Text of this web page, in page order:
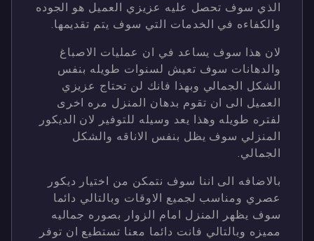
الذي سوف تحصل عليه عزيزي العميل هو الجوده
والكفاءه في الخدمات التي سوف يتم تقديمها.
لان هذا سوف يساعد في ان عمليات الاصباغ
والدهانات سوف تعيش لسنوات طويله بنفس
الشكل الجمالي وبهذا فانك لن تحتاج عزيزي
العميل الى ان تقوم بدهان المنزل مره اخرى
لفتره طويله وهذا يعد وسيله للتوفير لان الديكور
المنزلي سوف يظل بنفس الاناقه والشكل
الجمالي.
بالاضافه الى اننا سوف نتمكن من اختيار ديكور
عصري ومناسب لجميع الاوقات وبالتالي دائما
سوف يظهر المنزل امام الزوار بصوره جماليه
مميزه وبالتالي فانت دائما معنا تستطيع ان توفر